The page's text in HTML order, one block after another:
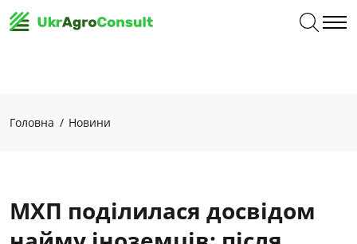
Головна Новини
МХП поділилася досвідом